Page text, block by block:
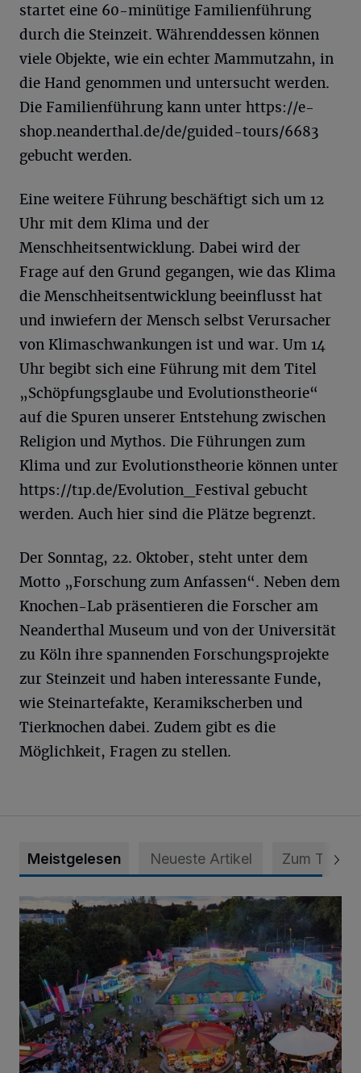
startet eine 60-minütige Familienführung
durch die Steinzeit. Währenddessen können
viele Objekte, wie ein echter Mammutzahn, in
die Hand genommen und untersucht werden.
Die Familienführung kann unter https://e-
shop.neanderthal.de/de/guided-tours/6683
gebucht werden.
Eine weitere Führung beschäftigt sich um 12
Uhr mit dem Klima und der
Menschheitsentwicklung. Dabei wird der
Frage auf den Grund gegangen, wie das Klima
die Menschheitsentwicklung beeinflusst hat
und inwiefern der Mensch selbst Verursacher
von Klimaschwankungen ist und war. Um 14
Uhr begibt sich eine Führung mit dem Titel
„Schöpfungsglaube und Evolutionstheorie“
auf die Spuren unserer Entstehung zwischen
Religion und Mythos. Die Führungen zum
Klima und zur Evolutionstheorie können unter
https://t1p.de/Evolution_Festival gebucht
werden. Auch hier sind die Plätze begrenzt.
Der Sonntag, 22. Oktober, steht unter dem
Motto „Forschung zum Anfassen“. Neben dem
Knochen-Lab präsentieren die Forscher am
Neanderthal Museum und von der Universität
zu Köln ihre spannenden Forschungsprojekte
zur Steinzeit und haben interessante Funde,
wie Steinartefakte, Keramikscherben und
Tierknochen dabei. Zudem gibt es die
Möglichkeit, Fragen zu stellen.
Meistgelesen Neueste Artikel Zum Thema
Vier Tage mit vollem Programm